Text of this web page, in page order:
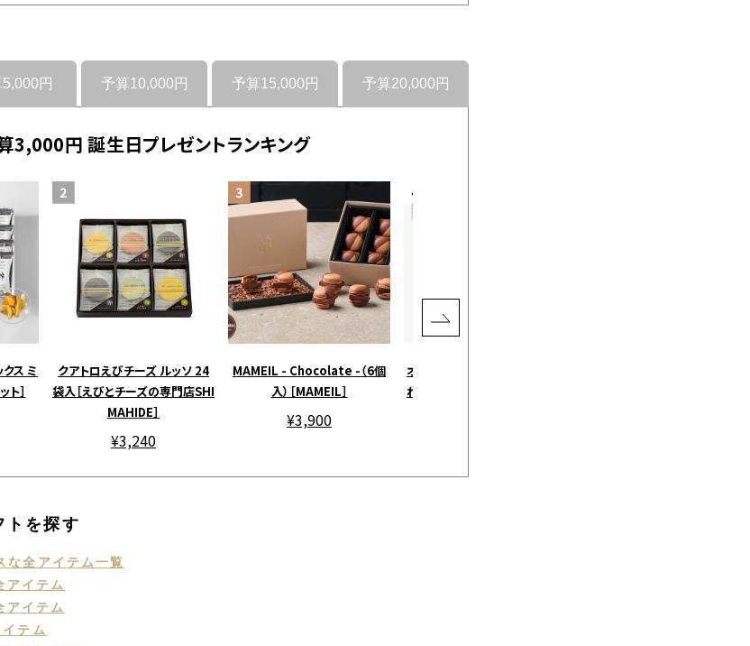
円 予算10,000円 予算15,000円 予算20,000円
3,000円 誕生日プレゼントランキング
ス ミ
ト］
クアトロえびチーズ ルッソ 24
袋入［えびとチーズの専門店SHI
MAHIDE］
¥3,240
MAMEIL - Chocolate -（6個
入）［MAMEIL］
¥3,900
オリジナルのチロルチョコが作
れる 45個セット ミルク［DECO
トを探す
な全アイテム一覧
アイテム
アイテム
テム